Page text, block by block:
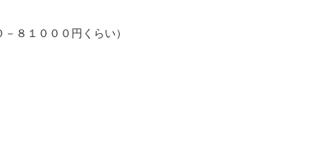
８１０００円くらい）